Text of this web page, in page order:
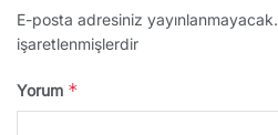
E-posta adresiniz yayınlanmayacak.
işaretlenmişlerdir
Yorum *